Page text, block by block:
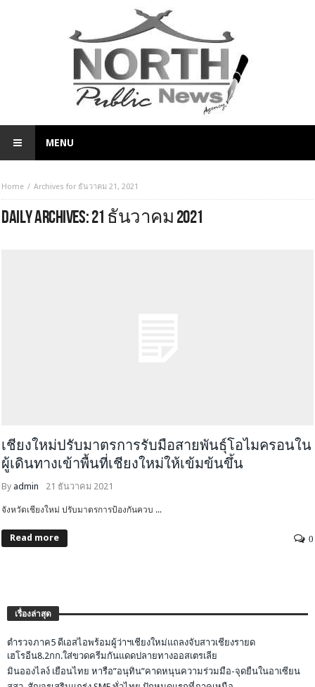
MENU
Home Archives for ธันวาคม 21, 2021
DAILY ARCHIVES:21 ธันวาคม 2021
เชียงใหม่ปรับมาตรการรับมือสายพันธ์ุโอไมครอนใน
ผู้เดินทางเข้าพื้นที่เชียงใหม่ให้เข้มข้นขึ้น
By admin 21 ธันวาคม 2021
จังหวัดเชียงใหม่ ปรับมาตรการป้องกันควบ ...
Read more 0
เรื่องล่าสุด
ตำรวจภาค5 ดีเอสไอพร้อมผู้ว่าฯเชียงใหม่แถลงจับสาวเชียงรายด
เฮโรอีน8.2กก.ใส่ขวดครีมกันแดดปลายทางออสเตรเลีย
มินอองไลง์ เยือนไทย หารือ”อนุทิน”คาดหนุนความร่วมมือ-จุดยืนในอาเซียน